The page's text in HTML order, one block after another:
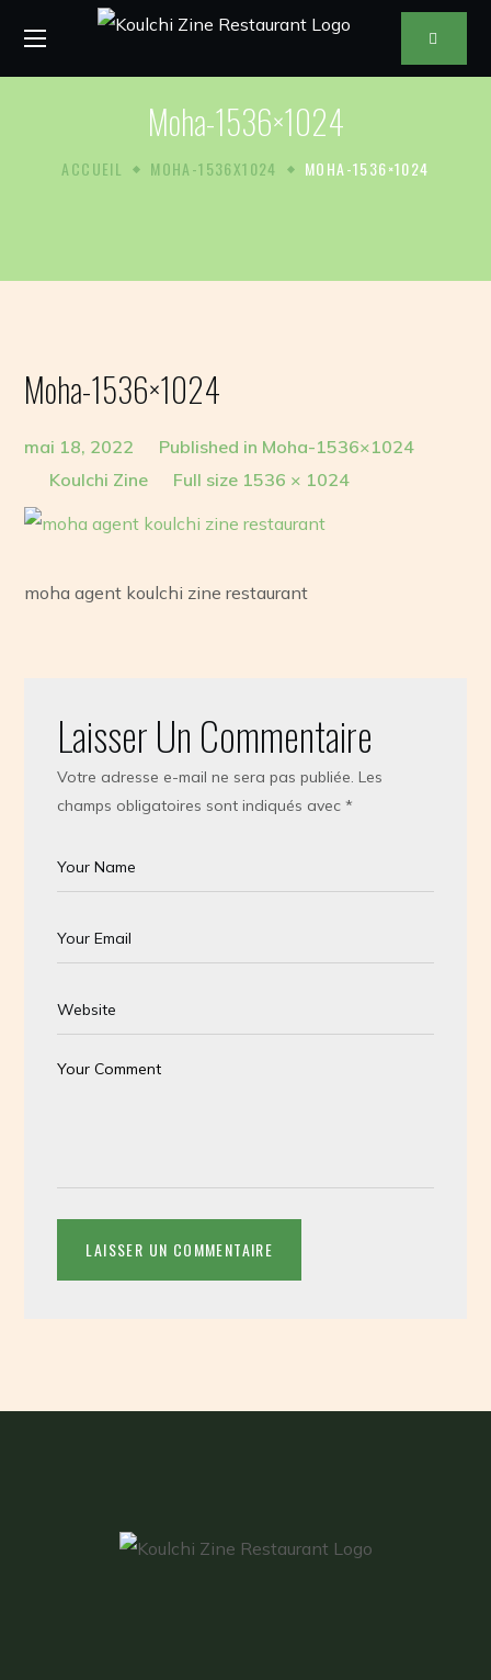
Moha-1536×1024
ACCUEIL MOHA-1536X1024 MOHA-1536×1024
Moha-1536×1024
mai 18, 2022 Published in Moha-1536×1024
Koulchi Zine
Full size 1536 × 1024
moha agent koulchi zine restaurant
Laisser Un Commentaire
Votre adresse e-mail ne sera pas publiée. Les
champs obligatoires sont indiqués avec*